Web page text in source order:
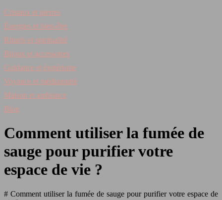
Cristaux et pierres
Énergies et bien-être
Rituels et spiritualité
Bijoux et accessoires
Guidance et ésotérisme
Voyance et médiumnité
Maison et ambiance
Blog
Comment utiliser la fumée de
sauge pour purifier votre
espace de vie ?
# Comment utiliser la fumée de sauge pour purifier votre espace de